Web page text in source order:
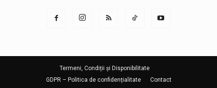
Termeni, Condiții și Disponibilitate
GDPR – Politica de confidențialitate
Contact